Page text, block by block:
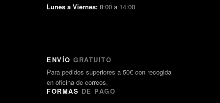
Lunes a Viernes: 8:00 a 14:00
ENVÍO GRATUITO
Para pedidos superiores a 50€ con recogida
en oficina de correos.
FORMAS DE PAGO